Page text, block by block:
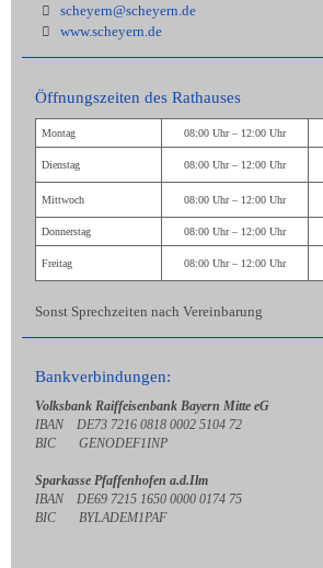
scheyern@scheyern.de
www.scheyern.de
Öffnungszeiten des Rathauses
Montag 08:00 Uhr – 12:00 Uhr
Dienstag 08:00 Uhr – 12:00 Uhr
Mittwoch 08:00 Uhr – 12:00 Uhr
Donnerstag 08:00 Uhr – 12:00 Uhr
Freitag 08:00 Uhr – 12:00 Uhr
Sonst Sprechzeiten nach Vereinbarung
Bankverbindungen:
Volksbank Raiffeisenbank Bayern Mitte eG
IBAN DE73 7216 0818 0002 5104 72
BIC GENODEF1INP
Sparkasse Pfaffenhofen a.d.Ilm
IBAN DE69 7215 1650 0000 0174 75
BIC BYLADEM1PAF